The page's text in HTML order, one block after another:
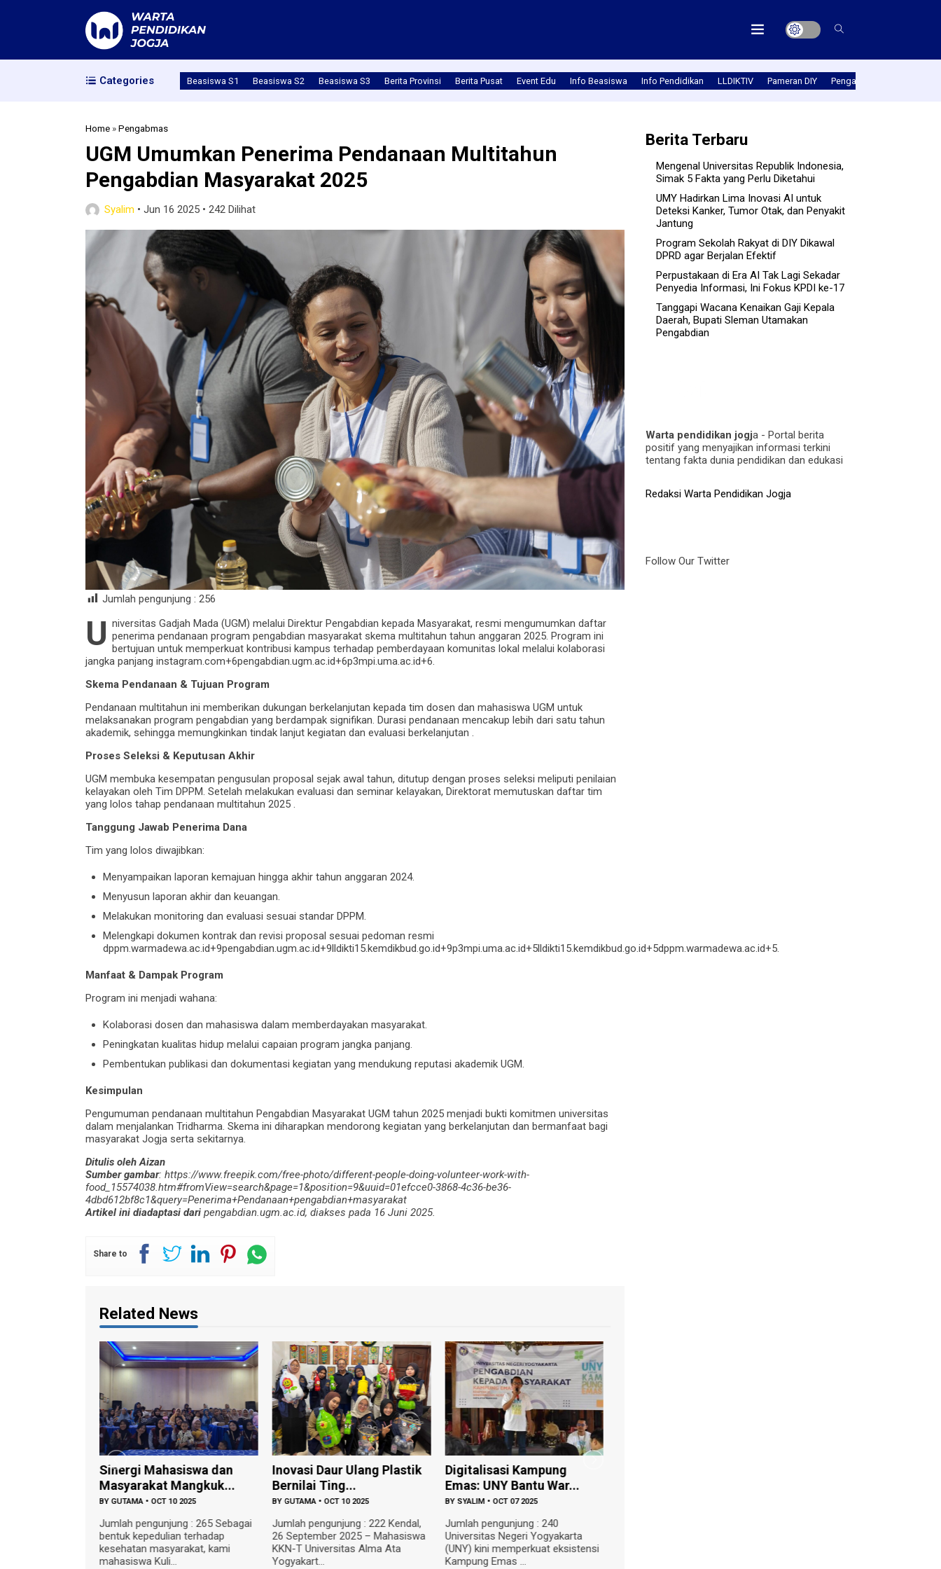
Categories Beasiswa S1 Beasiswa S2 Beasiswa S3 Berita Provinsi Berita Pusat Event Edu Info Beasiswa Info Pendidikan LLDIKTIV Pameran DIY Pengabmas
Home »Pengabmas
UGM Umumkan Penerima Pendanaan Multitahun
Pengabdian Masyarakat 2025
Syalim • Jun 16 2025 • 242 Dilihat
Jumlah pengunjung : 256
U niversitas Gadjah Mada (UGM) melalui Direktur Pengabdian kepada Masyarakat, resmi mengumumkan daftar
penerima pendanaan program pengabdian masyarakat skema multitahun tahun anggaran 2025. Program ini
bertujuan untuk memperkuat kontribusi kampus terhadap pemberdayaan komunitas lokal melalui kolaborasi
jangka panjang instagram.com+6pengabdian.ugm.ac.id+6p3mpi.uma.ac.id+6.
Skema Pendanaan & Tujuan Program
Pendanaan multitahun ini memberikan dukungan berkelanjutan kepada tim dosen dan mahasiswa UGM untuk
melaksanakan program pengabdian yang berdampak signifikan. Durasi pendanaan mencakup lebih dari satu tahun
akademik, sehingga memungkinkan tindak lanjut kegiatan dan evaluasi berkelanjutan .
Proses Seleksi & Keputusan Akhir
UGM membuka kesempatan pengusulan proposal sejak awal tahun, ditutup dengan proses seleksi meliputi penilaian
kelayakan oleh Tim DPPM. Setelah melakukan evaluasi dan seminar kelayakan, Direktorat memutuskan daftar tim
yang lolos tahap pendanaan multitahun 2025 .
Tanggung Jawab Penerima Dana
Tim yang lolos diwajibkan:
Menyampaikan laporan kemajuan hingga akhir tahun anggaran 2024.
Menyusun laporan akhir dan keuangan.
Melakukan monitoring dan evaluasi sesuai standar DPPM.
Melengkapi dokumen kontrak dan revisi proposal sesuai pedoman resmi
dppm.warmadewa.ac.id+9pengabdian.ugm.ac.id+9lldikti15.kemdikbud.go.id+9p3mpi.uma.ac.id+5lldikti15.kemdikbud.go.id+5dppm.warmadewa.ac.id+5.
Manfaat & Dampak Program
Program ini menjadi wahana:
Kolaborasi dosen dan mahasiswa dalam memberdayakan masyarakat.
Peningkatan kualitas hidup melalui capaian program jangka panjang.
Pembentukan publikasi dan dokumentasi kegiatan yang mendukung reputasi akademik UGM.
Kesimpulan
Pengumuman pendanaan multitahun Pengabdian Masyarakat UGM tahun 2025 menjadi bukti komitmen universitas
dalam menjalankan Tridharma. Skema ini diharapkan mendorong kegiatan yang berkelanjutan dan bermanfaat bagi
masyarakat Jogja serta sekitarnya.
Ditulis oleh Aizan
Sumber gambar: https://www.freepik.com/free-photo/different-people-doing-volunteer-work-with-
food_15574038.htm#fromView=search&page=1&position=9&uuid=01efcce0-3868-4c36-be36-
4dbd612bf8c1&query=Penerima+Pendanaan+pengabdian+masyarakat
Artikel ini diadaptasi dari pengabdian.ugm.ac.id, diakses pada 16 Juni 2025.
Share to
Related News
Sinergi Mahasiswa dan
Masyarakat Mangkuk...
BY GUTAMA • OCT 10 2025
Jumlah pengunjung : 265 Sebagai
bentuk kepedulian terhadap
kesehatan masyarakat, kami
mahasiswa Kuli...
Inovasi Daur Ulang Plastik
Bernilai Ting...
BY GUTAMA • OCT 10 2025
Jumlah pengunjung : 222 Kendal,
26 September 2025 – Mahasiswa
KKN-T Universitas Alma Ata
Yogyakart...
Digitalisasi Kampung
Emas: UNY Bantu War...
BY SYALIM • OCT 07 2025
Jumlah pengunjung : 240
Universitas Negeri Yogyakarta
(UNY) kini memperkuat eksistensi
Kampung Emas ...
Berita Terbaru
Mengenal Universitas Republik Indonesia,
Simak 5 Fakta yang Perlu Diketahui
UMY Hadirkan Lima Inovasi AI untuk
Deteksi Kanker, Tumor Otak, dan Penyakit
Jantung
Program Sekolah Rakyat di DIY Dikawal
DPRD agar Berjalan Efektif
Perpustakaan di Era AI Tak Lagi Sekadar
Penyedia Informasi, Ini Fokus KPDI ke-17
Tanggapi Wacana Kenaikan Gaji Kepala
Daerah, Bupati Sleman Utamakan
Pengabdian
Warta pendidikan jogja - Portal berita
positif yang menyajikan informasi terkini
tentang fakta dunia pendidikan dan edukasi
Redaksi Warta Pendidikan Jogja
Follow Our Twitter